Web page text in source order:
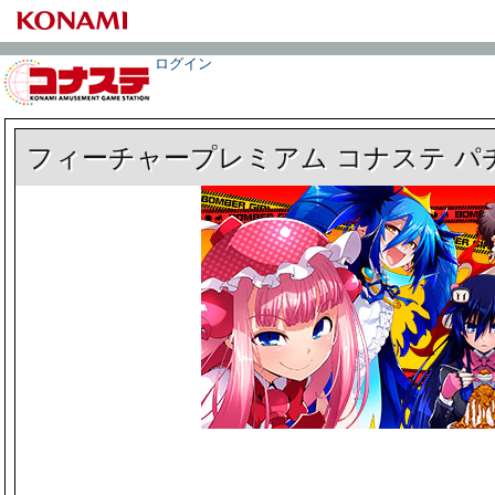
ログイン
フィーチャープレミアム コナステ パ